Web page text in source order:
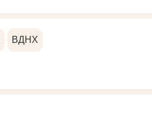
ВДНХ